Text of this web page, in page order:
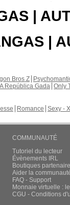
|
|
Bros Z
República Gada Only
Romance Sexy -
COMMUNAUTÉ
Tutoriel du lecteur
Évènements IRL
Boutiques
Aider la
FAQ - Support
Monnaie virtuelle :
CGU - Conditions